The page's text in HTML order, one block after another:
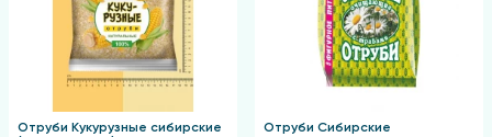
Отруби Кукурузные сибирские
Отруби Сибирские